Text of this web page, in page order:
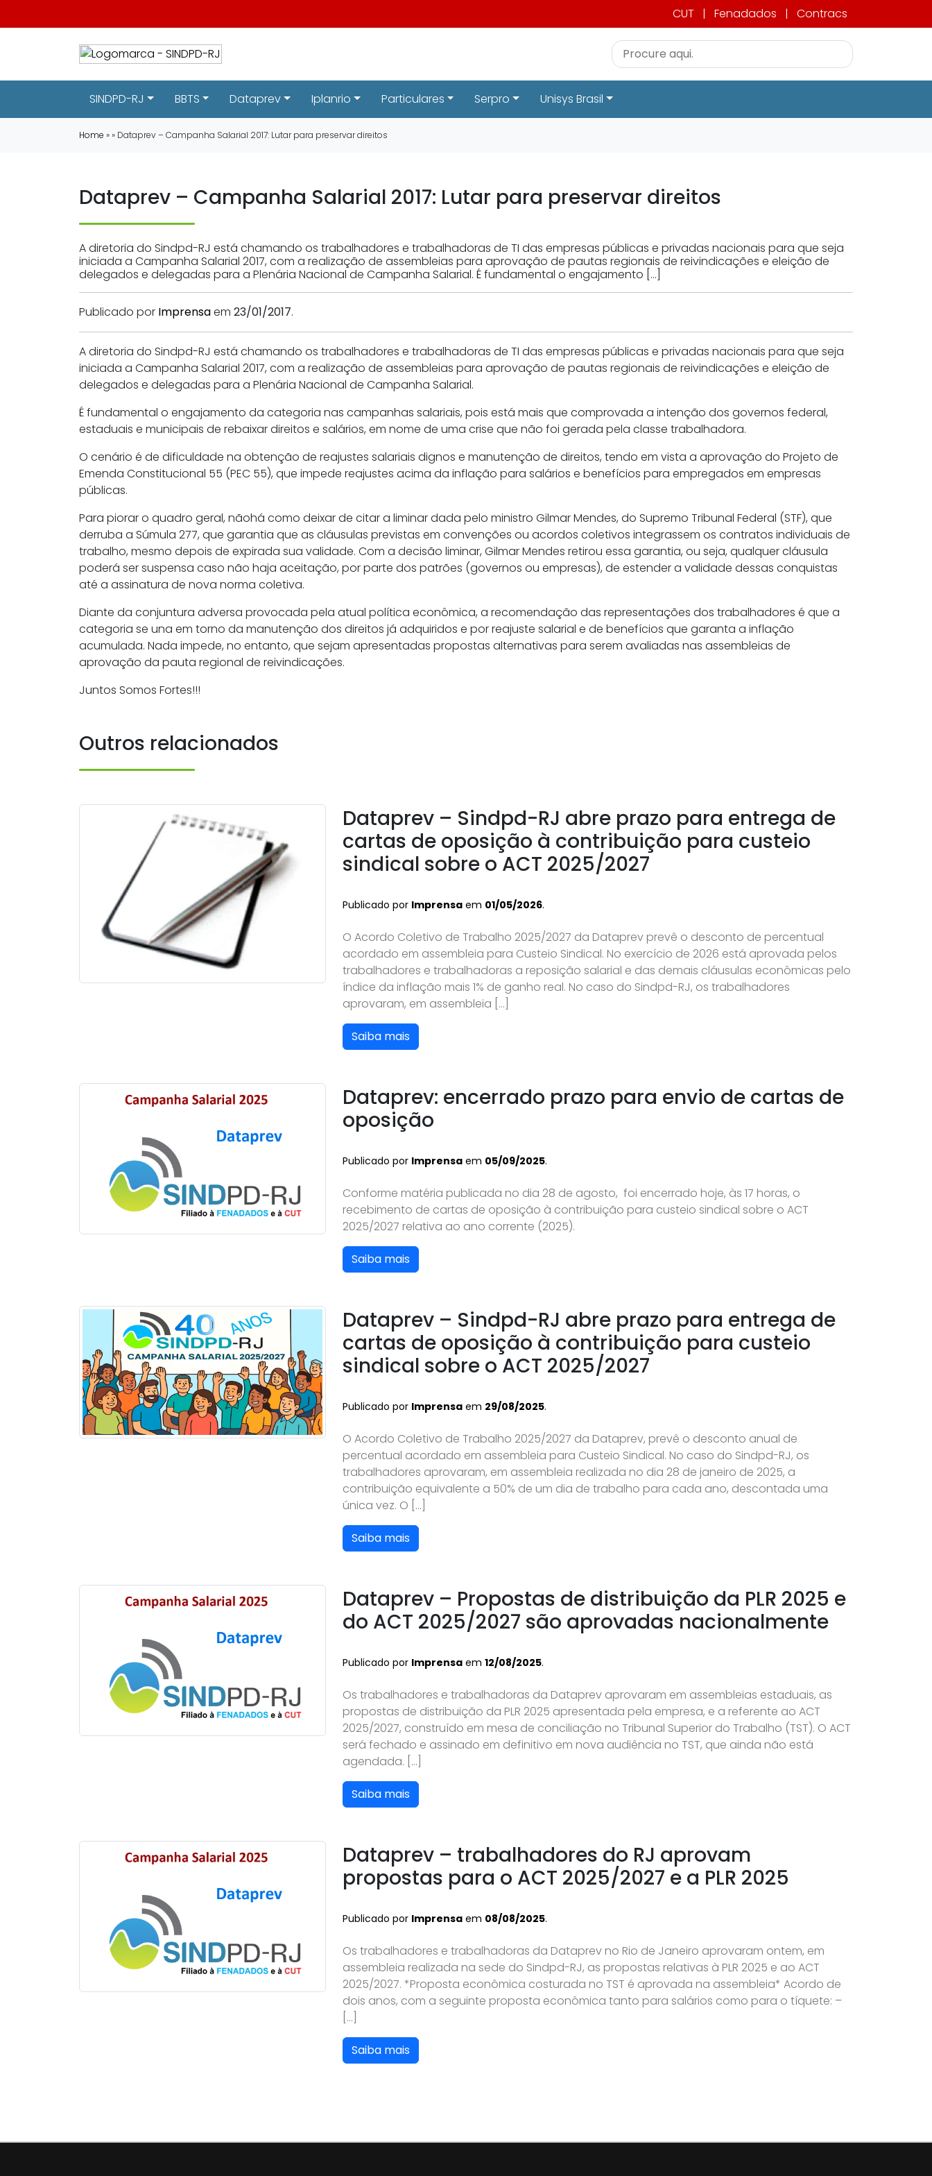
CUT | Fenadados | Contracs
SINDPD-RJ BBTS Dataprev Iplanrio Particulares Serpro Unisys Brasil
Home » » Dataprev – Campanha Salarial 2017: Lutar para preservar direitos
Dataprev – Campanha Salarial 2017: Lutar para preservar direitos
A diretoria do Sindpd-RJ está chamando os trabalhadores e trabalhadoras de TI das empresas públicas e privadas nacionais para que seja
iniciada a Campanha Salarial 2017, com a realização de assembleias para aprovação de pautas regionais de reivindicações e eleição de
delegados e delegadas para a Plenária Nacional de Campanha Salarial. É fundamental o engajamento […]
Publicado por Imprensaem 23/01/2017.
A diretoria do Sindpd-RJ está chamando os trabalhadores e trabalhadoras de TI das empresas públicas e privadas nacionais para que seja
iniciada a Campanha Salarial 2017, com a realização de assembleias para aprovação de pautas regionais de reivindicações e eleição de
delegados e delegadas para a Plenária Nacional de Campanha Salarial.
É fundamental o engajamento da categoria nas campanhas salariais, pois está mais que comprovada a intenção dos governos federal,
estaduais e municipais de rebaixar direitos e salários, em nome de uma crise que não foi gerada pela classe trabalhadora.
O cenário é de dificuldade na obtenção de reajustes salariais dignos e manutenção de direitos, tendo em vista a aprovação do Projeto de
Emenda Constitucional 55 (PEC 55), que impede reajustes acima da inflação para salários e benefícios para empregados em empresas
públicas.
Para piorar o quadro geral, nãohá como deixar de citar a liminar dada pelo ministro Gilmar Mendes, do Supremo Tribunal Federal (STF), que
derruba a Súmula 277, que garantia que as cláusulas previstas em convenções ou acordos coletivos integrassem os contratos individuais de
trabalho, mesmo depois de expirada sua validade. Com a decisão liminar, Gilmar Mendes retirou essa garantia, ou seja, qualquer cláusula
poderá ser suspensa caso não haja aceitação, por parte dos patrões (governos ou empresas), de estender a validade dessas conquistas
até a assinatura de nova norma coletiva.
Diante da conjuntura adversa provocada pela atual política econômica, a recomendação das representações dos trabalhadores é que a
categoria se una em torno da manutenção dos direitos já adquiridos e por reajuste salarial e de benefícios que garanta a inflação
acumulada. Nada impede, no entanto, que sejam apresentadas propostas alternativas para serem avaliadas nas assembleias de
aprovação da pauta regional de reivindicações.
Juntos Somos Fortes!!!
Outros relacionados
Dataprev – Sindpd-RJ abre prazo para entrega de
cartas de oposição à contribuição para custeio
sindical sobre o ACT 2025/2027
Publicado por Imprensa em 01/05/2026.
O Acordo Coletivo de Trabalho 2025/2027 da Dataprev prevê o desconto de percentual
acordado em assembleia para Custeio Sindical. No exercício de 2026 está aprovada pelos
trabalhadores e trabalhadoras a reposição salarial e das demais cláusulas econômicas pelo
índice da inflação mais 1% de ganho real. No caso do Sindpd-RJ, os trabalhadores
aprovaram, em assembleia […]
Saiba mais
Dataprev: encerrado prazo para envio de cartas de
oposição
Publicado por Imprensa em 05/09/2025.
Conforme matéria publicada no dia 28 de agosto, foi encerrado hoje, às 17 horas, o
recebimento de cartas de oposição à contribuição para custeio sindical sobre o ACT
2025/2027 relativa ao ano corrente (2025).
Saiba mais
Dataprev – Sindpd-RJ abre prazo para entrega de
cartas de oposição à contribuição para custeio
sindical sobre o ACT 2025/2027
Publicado por Imprensa em 29/08/2025.
O Acordo Coletivo de Trabalho 2025/2027 da Dataprev, prevê o desconto anual de
percentual acordado em assembleia para Custeio Sindical. No caso do Sindpd-RJ, os
trabalhadores aprovaram, em assembleia realizada no dia 28 de janeiro de 2025, a
contribuição equivalente a 50% de um dia de trabalho para cada ano, descontada uma
única vez. O […]
Saiba mais
Dataprev – Propostas de distribuição da PLR 2025 e
do ACT 2025/2027 são aprovadas nacionalmente
Publicado por Imprensa em 12/08/2025.
Os trabalhadores e trabalhadoras da Dataprev aprovaram em assembleias estaduais, as
propostas de distribuição da PLR 2025 apresentada pela empresa, e a referente ao ACT
2025/2027, construído em mesa de conciliação no Tribunal Superior do Trabalho (TST). O ACT
será fechado e assinado em definitivo em nova audiência no TST, que ainda não está
agendada. […]
Saiba mais
Dataprev – trabalhadores do RJ aprovam
propostas para o ACT 2025/2027 e a PLR 2025
Publicado por Imprensa em 08/08/2025.
Os trabalhadores e trabalhadoras da Dataprev no Rio de Janeiro aprovaram ontem, em
assembleia realizada na sede do Sindpd-RJ, as propostas relativas à PLR 2025 e ao ACT
2025/2027. *Proposta econômica costurada no TST é aprovada na assembleia* Acordo de
dois anos, com a seguinte proposta econômica tanto para salários como para o tíquete: –
[…]
Saiba mais